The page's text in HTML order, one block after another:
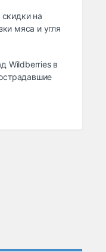
на
мяса и угля
Wildberries в